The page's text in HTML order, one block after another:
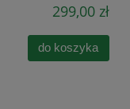
299,00 zł
do koszyka